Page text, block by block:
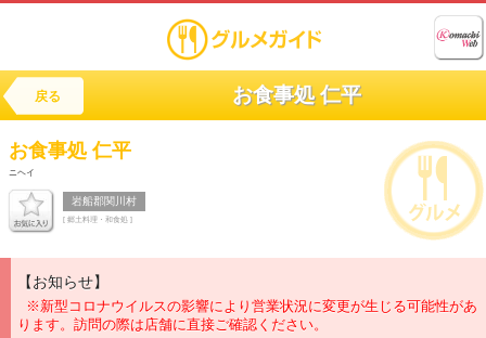
戻る お食事処 仁平
お食事処仁平
ニヘイ
岩船郡関川村
[ 郷土料理・和食処 ]
【お知らせ】
※新型コロナウイルスの影響により営業状況に変更が生じる可能性があ
ります。訪問の際は店舗に直接ご確認ください。